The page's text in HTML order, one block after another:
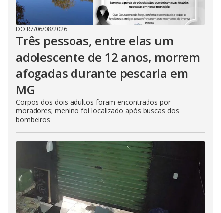
DO R7/06/08/2026
Três pessoas, entre elas um
adolescente de 12 anos, morrem
afogadas durante pescaria em
MG
Corpos dos dois adultos foram encontrados por
moradores; menino foi localizado após buscas dos
bombeiros